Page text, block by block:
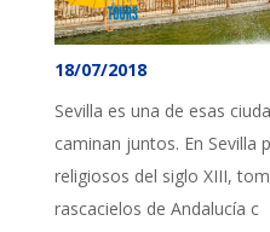
18/07/2018
Sevilla es una de esas
caminan juntos. En Sevilla
religiosos del siglo XIII,
rascacielos de Andalucía c